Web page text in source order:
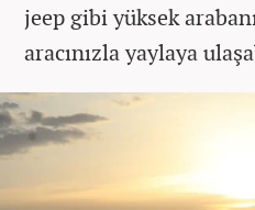
jeep gibi yüksek
aracınızla yaylaya